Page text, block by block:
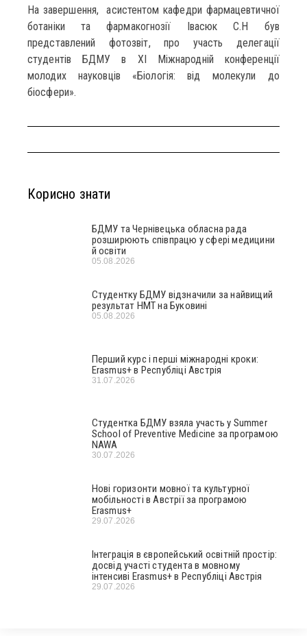
На завершення, асистентом кафедри фармацевтичної
ботаніки та фармакогнозії Івасюк С.Н був
представлений фотозвіт, про участь делегації
студентів БДМУ в ХІ Міжнародній конференції
молодих науковців «Біологія: від молекули до
біосфери».
Корисно знати
БДМУ та Чернівецька обласна рада
розширюють співпрацю у сфері медицини
й освіти
05.08.2026
Студентку БДМУ відзначили за найвищий
результат НМТ на Буковині
05.08.2026
Перший курс і перші міжнародні кроки:
Erasmus+ в Республіці Австрія
31.07.2026
Студентка БДМУ взяла участь у Summer
School of Preventive Medicine за програмою
NAWA
30.07.2026
Нові горизонти мовної та культурної
мобільності в Австрії за програмою
Erasmus+
29.07.2026
Інтеграція в європейський освітній простір:
досвід участі студента в мовному
інтенсиві Erasmus+ в Республіці Австрія
29.07.2026